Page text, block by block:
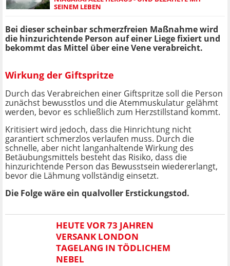
SEINEM LEBEN
Bei dieser scheinbar schmerzfreien Maßnahme wird
die hinzurichtende Person auf einer Liege fixiert und
bekommt das Mittel über eine Vene verabreicht.
Wirkung der Giftspritze
Durch das Verabreichen einer Giftspritze soll die Person
zunächst bewusstlos und die Atemmuskulatur gelähmt
werden, bevor es schließlich zum Herzstillstand kommt.
Kritisiert wird jedoch, dass die Hinrichtung nicht
garantiert schmerzlos verlaufen muss. Durch die
schnelle, aber nicht langanhaltende Wirkung des
Betäubungsmittels besteht das Risiko, dass die
hinzurichtende Person das Bewusstsein wiedererlangt,
bevor die Lähmung vollständig einsetzt.
Die Folge wäre ein qualvoller Erstickungstod.
HEUTE VOR 73 JAHREN
VERSANK LONDON
TAGELANG IN TÖDLICHEM
NEBEL